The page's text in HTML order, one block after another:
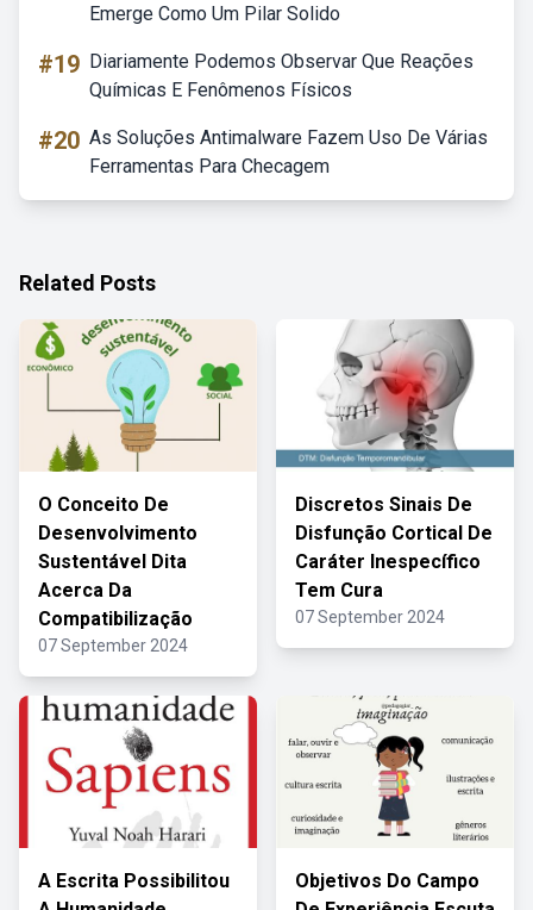
Emerge Como Um Pilar Solido
#19 Diariamente Podemos Observar Que Reações
Químicas E Fenômenos Físicos
#20 As Soluções Antimalware Fazem Uso De Várias
Ferramentas Para Checagem
Related Posts
O Conceito De
Desenvolvimento
Sustentável Dita
Acerca Da
Compatibilização
07 September 2024
Discretos Sinais De
Disfunção Cortical De
Caráter Inespecífico
Tem Cura
07 September 2024
A Escrita Possibilitou
Objetivos Do Campo